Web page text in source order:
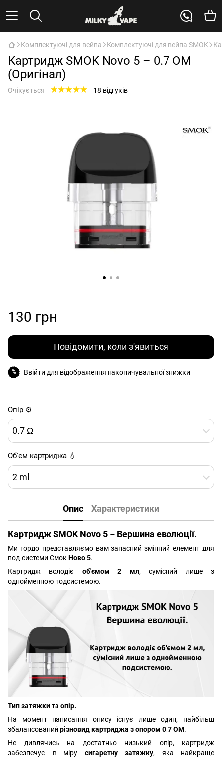
Комплектуючі для вейпа Комплектуючі для вейпа SMOK
Картридж SMOK Novo 5 – 0.7 ОМ
(Оригінал)
Очікується 18 відгуків
130 грн
Повідомити, коли з'явиться
% Ввійти для відображення накопичувальної знижки
Опір ⚙️
0.7 Ω
Об'єм картриджа 💧
2 ml
Опис Характеристики
Картридж SMOK Novo 5 – Вершина еволюції.
Ми гордо представляємо вам запасний змінний елемент для
под-системи Смок Ново 5.
Картридж володіє об'ємом 2 мл, сумісний лише з
однойменною подсистемою.
Тип затяжки та опір.
На момент написання опису існує лише один, найбільш
збалансований різновид картриджа з опором 0.7 ОМ.
Не дивлячись на достатньо низький опір, картридж
забезпечує в міру сигаретну затяжку, яка найкраще